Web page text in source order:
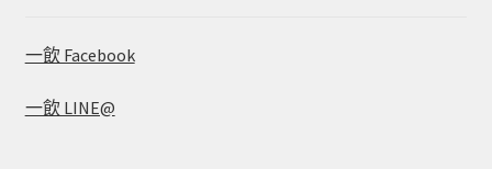
一飲 Facebook
一飲 LINE@